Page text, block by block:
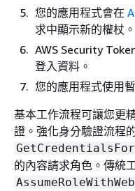
您的應用程式會在
求中顯示新的權杖。
AWS Security
登入資料。
您的應用程式使用
基本工作流程可讓您更
證。強化身分驗證流程
的內容請求角色。傳統